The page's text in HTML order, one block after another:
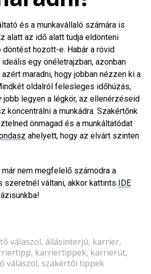
és a munkavállaló számára is
alatt az idő alatt tudja eldönteni
döntést hozott-e. Habár a rövid
egy önéletrajzban, azonban
maradni, hogy jobban nézzen ki a
oldalról felesleges időhúzás,
jobb legyen a légkör, az ellenérzéseid
koncentrálni a munkádra. Szakértőnk
önmagad és a munkáltatódat
ahelyett, hogy az elvárt szinten
már nem megfelelő számodra a
szeretnél váltani, akkor kattints IDE
válaszol, állásinterjú, karrier,
, karriertippek, karrierút,
válaszol, szakértői tippek